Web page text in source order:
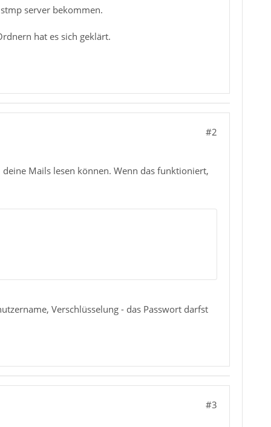
server bekommen.
hat es sich geklärt.
#2
deine Mails lesen können. Wenn das funktioniert,
Verschlüsselung - das Passwort darfst
#3